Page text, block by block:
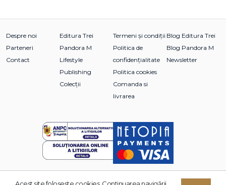
Despre noi
Parteneri
Contact
Editura Trei
Pandora M
Lifestyle
Publishing
Colecții
Termeni și condiții
Politica de
confidențialitate
Politica cookies
Comanda si
livrarea
Blog Editura Trei
Blog Pandora M
Newsletter
Acest site foloseşte cookies. Continuarea navigării